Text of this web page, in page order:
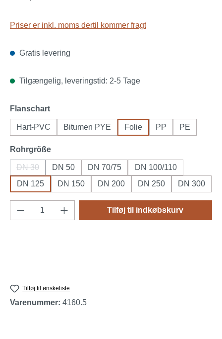
Priser er inkl. moms dertil kommer fragt
Gratis levering
Tilgængelig, leveringstid: 2-5 Tage
Vælg
Flanschart
Hart-PVC Bitumen PYE Folie PP PE
Vælg
Rohrgröße
DN 30
(Denne mulighed er i øjeblikket ikke tilgængelig.)
DN 50 DN 70/75
DN 100/110
DN 125
DN 150 DN 200 DN 250 DN 300
Produktmængde: Indtast det ønskede
Tilføj til indkøbskurv
Tilføj til ønskeliste
Varenummer: 4160.5